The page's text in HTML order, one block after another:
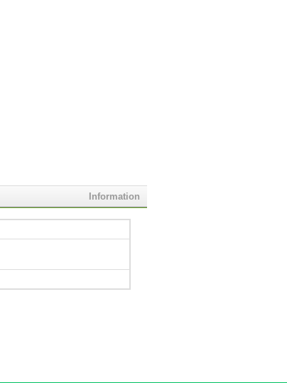
Information